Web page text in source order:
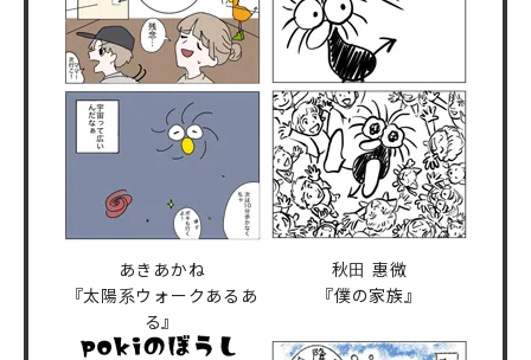
あきあかね
『太陽系ウォークあるあ
る』
秋田 惠微
『僕の家族』